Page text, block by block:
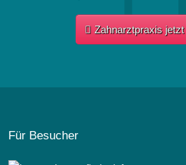
Zahnarztpraxis jetzt
Für Besucher